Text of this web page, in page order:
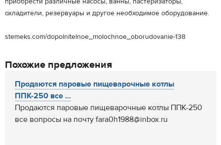
охладители, резервуары и другое необходимое оборудование.
stemeks.com/dopolnitelnoe_molochnoe_oborudovanie-138
Похожие предложения
Продаются паровые пищеварочные котлы
ППК-250 все ...
Продаются паровые пищеварочные котлы ППК-250
все вопросы на почту fara0h1988@inbox.ru